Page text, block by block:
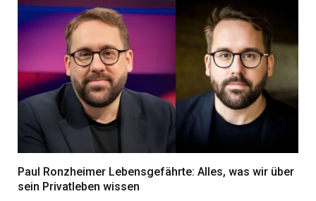
Paul Ronzheimer Lebensgefährte: Alles, was wir über
sein Privatleben wissen